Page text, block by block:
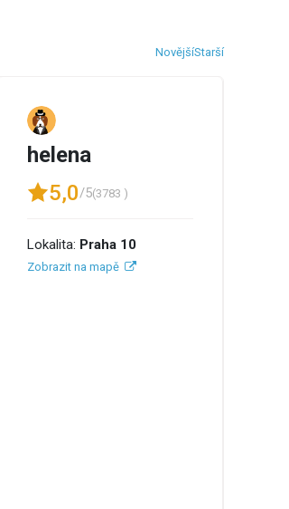
NovějšíStarší
helena
5,0/5(3783 )
Lokalita: Praha 10
Zobrazit na mapě